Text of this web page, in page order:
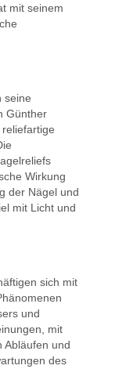
mit seinem
seine
Günther
Wirkung
der Nägel und
mit Licht und
sich mit
und
mit
Abläufen und
des